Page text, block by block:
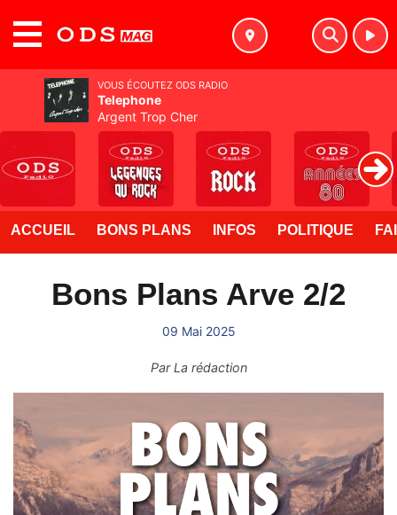
ACCUEIL BONS PLANS INFOS POLITIQUE
Bons Plans Arve 2/2
09 Mai 2025
ParLa rédaction
VOUS ÉCOUTEZ ODS RADIO
Telephone
Argent Trop Cher